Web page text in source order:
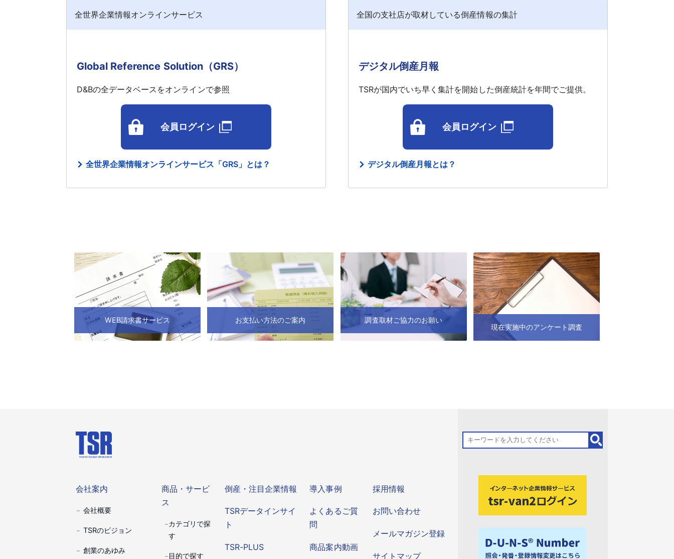
全世界企業情報オンラインサービス
Global Reference Solution（GRS）
D&Bの全データベースをオンラインで参照
会員ログイン
全世界企業情報オンラインサービス「GRS」とは？
全国の支社店が取材している倒産情報の集計
デジタル倒産月報
TSRが国内でいち早く集計を開始した倒産統計を年間でご提供。
会員ログイン
デジタル倒産月報とは？
WEB請求書サービス お支払い方法のご案内
調査取材ご協力のお願い
現在実施中のアンケート調査
会社案内
会社概要
TSRのビジョン
創業のあゆみ
商品・サービ
ス
カテゴリで探
す
目的で探す
倒産・注目企業情報
TSRデータインサイ
ト
TSR-PLUS
導入事例
よくあるご質
問
商品案内動画
採用情報
お問い合わせ
メールマガジン登録
サイトマップ